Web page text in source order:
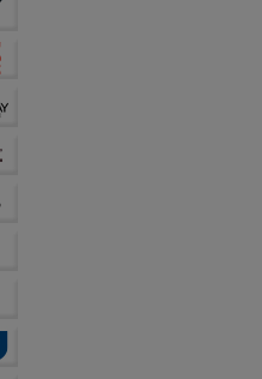
auf Drittseiten